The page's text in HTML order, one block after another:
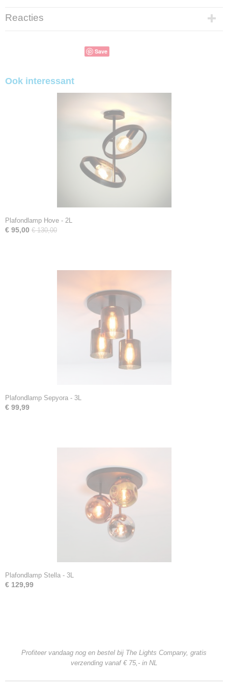
Reacties
Save
Ook interessant
Plafondlamp Hove - 2L
€ 95,00 € 130,00
Plafondlamp Sepyora - 3L
€ 99,99
Plafondlamp Stella - 3L
€ 129,99
Profiteer vandaag nog en bestel bij The Lights Company, gratis
verzending vanaf € 75,- in NL